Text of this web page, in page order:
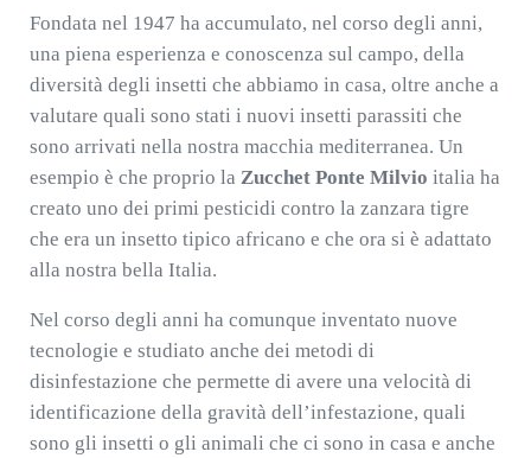
Fondata nel 1947 ha accumulato, nel corso degli anni,
una piena esperienza e conoscenza sul campo, della
diversità degli insetti che abbiamo in casa, oltre anche a
valutare quali sono stati i nuovi insetti parassiti che
sono arrivati nella nostra macchia mediterranea. Un
esempio è che proprio la Zucchet Ponte Milvio italia ha
creato uno dei primi pesticidi contro la zanzara tigre
che era un insetto tipico africano e che ora si è adattato
alla nostra bella Italia.
Nel corso degli anni ha comunque inventato nuove
tecnologie e studiato anche dei metodi di
disinfestazione che permette di avere una velocità di
identificazione della gravità dell’infestazione, quali
sono gli insetti o gli animali che ci sono in casa e anche